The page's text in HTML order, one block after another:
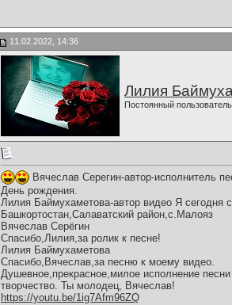
11.02.2022, 14:36
Лилия
Постоянный пользователь
Вячеслав Серегин-автор-исполнитель
День рождения.
Лилия Баймухаметова-автор видео Я сегодня
Башкортостан,Салаватский район,с.Малояз
Вячеслав Серёгин
Спасибо,Лилия,за ролик к песне!
Лилия Баймухаметова
Спасибо,Вячеслав,за песню к моему видео.
Душевное,прекрасное,милое исполнение
творчество. Ты молодец, Вячеслав!
https://youtu.be/1ig7Afm96ZQ